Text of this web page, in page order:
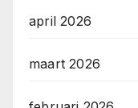
april 2026
maart 2026